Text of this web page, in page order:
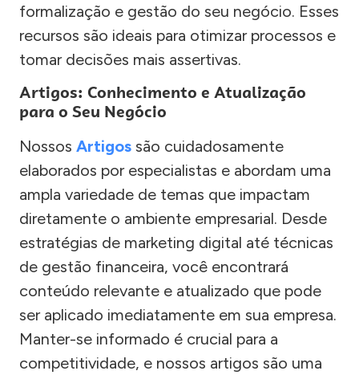
formalização e gestão do seu negócio. Esses
recursos são ideais para otimizar processos e
tomar decisões mais assertivas.
Artigos: Conhecimento e Atualização
para o Seu Negócio
Nossos Artigos são cuidadosamente
elaborados por especialistas e abordam uma
ampla variedade de temas que impactam
diretamente o ambiente empresarial. Desde
estratégias de marketing digital até técnicas
de gestão financeira, você encontrará
conteúdo relevante e atualizado que pode
ser aplicado imediatamente em sua empresa.
Manter-se informado é crucial para a
competitividade, e nossos artigos são uma